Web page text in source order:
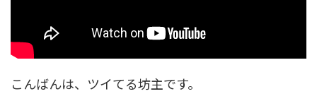
こんばんは、ツイてる坊主です。